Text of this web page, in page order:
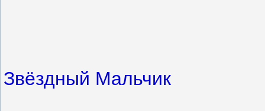
Звёздный Мальчик